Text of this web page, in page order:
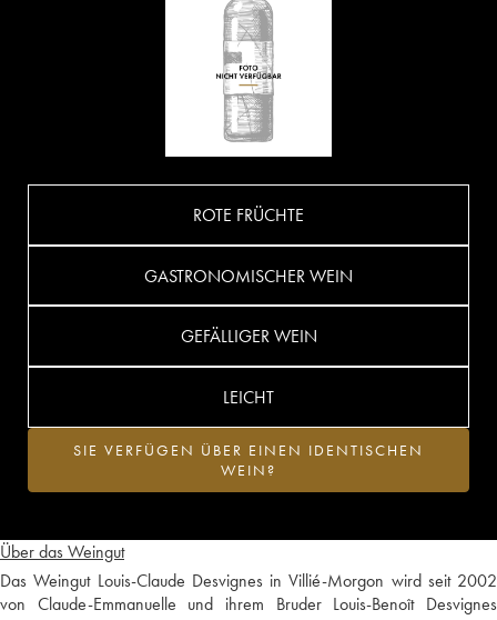
Über das Weingut
Das Weingut Louis-Claude Desvignes in Villié-Morgon wird seit 2002
von Claude-Emmanuelle und ihrem Bruder Louis-Benoît Desvignes
ROTE FRÜCHTE
GASTRONOMISCHER WEIN
GEFÄLLIGER WEIN
LEICHT
SIE VERFÜGEN ÜBER EINEN IDENTISCHEN
WEIN?